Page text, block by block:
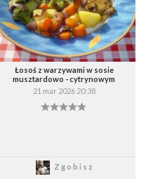
Łosoś z warzywami w sosie
musztardowo - cytrynowym
21 mar 2026 20:38
Zgobisz
Zapisz